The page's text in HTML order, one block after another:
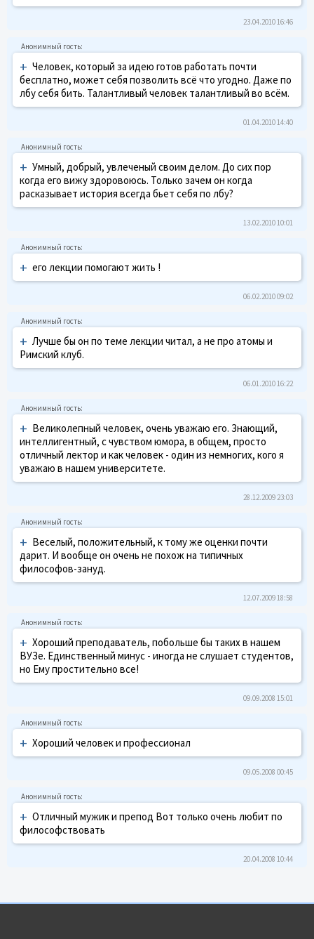
23.04.2010 16:46
+ Человек, который за идею готов работать почти
бесплатно, может себя позволить всё что угодно. Даже по
лбу себя бить. Талантливый человек талантливый во всём.
01.04.2010 14:40
+ Умный, добрый, увлеченый своим делом. До сих пор
когда его вижу здоровоюсь. Только зачем он когда
расказывает история всегда бьет себя по лбу?
13.02.2010 10:01
+ его лекции помогают жить !
06.02.2010 09:02
+ Лучше бы он по теме лекции читал, а не про атомы и
Римский клуб.
06.01.2010 16:22
+ Великолепный человек, очень уважаю его. Знающий,
интеллигентный, с чувством юмора, в общем, просто
отличный лектор и как человек - один из немногих, кого я
уважаю в нашем университете.
28.12.2009 23:03
+ Веселый, положительный, к тому же оценки почти
дарит. И вообще он очень не похож на типичных
философов-зануд.
12.07.2009 18:58
+ Хороший преподаватель, побольше бы таких в нашем
ВУЗе. Единственный минус - иногда не слушает студентов,
но Ему простительно все!
09.09.2008 15:01
+ Хороший человек и профессионал
09.05.2008 00:45
+ Отличный мужик и препод Вот только очень любит по
философствовать
20.04.2008 10:44